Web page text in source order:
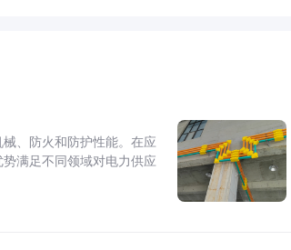
、防火和防护性能。在应
满足不同领域对电力供应